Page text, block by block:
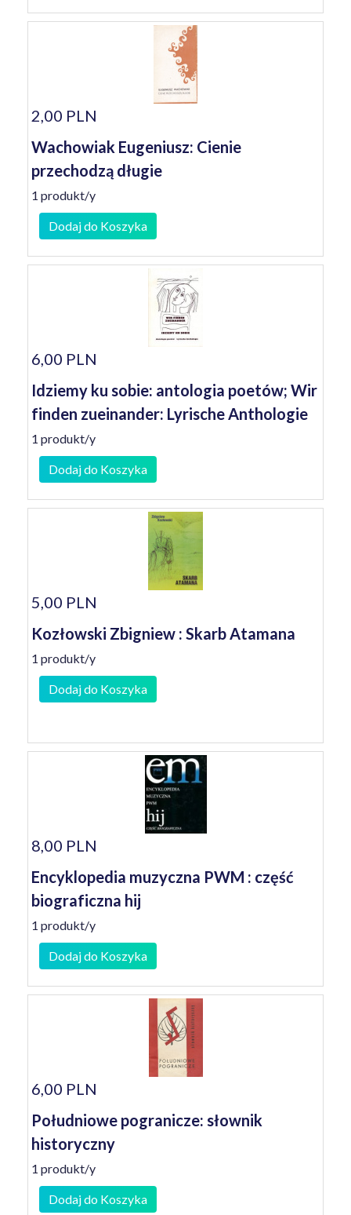
2,00 PLN
Wachowiak Eugeniusz: Cienie
przechodzą długie
1 produkt/y
Dodaj do Koszyka
6,00 PLN
Idziemy ku sobie: antologia poetów; Wir
finden zueinander: Lyrische Anthologie
1 produkt/y
Dodaj do Koszyka
5,00 PLN
Kozłowski Zbigniew : Skarb Atamana
1 produkt/y
Dodaj do Koszyka
8,00 PLN
Encyklopedia muzyczna PWM : część
biograficzna hij
1 produkt/y
Dodaj do Koszyka
6,00 PLN
Południowe pogranicze: słownik
historyczny
1 produkt/y
Dodaj do Koszyka